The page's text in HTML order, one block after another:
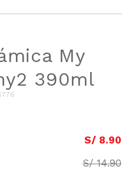
My
390ml
S/ 8.90
S/ 14.90